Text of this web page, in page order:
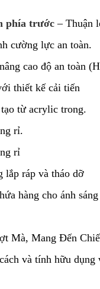
phía trước– Thuận
cường lực an toàn.
cao độ an toàn
thiết kế cải tiến
từ acrylic trong.
rỉ.
rỉ
lắp ráp và tháo dỡ
hàng cho ánh
Mà, Mang Đến
và tính hữu